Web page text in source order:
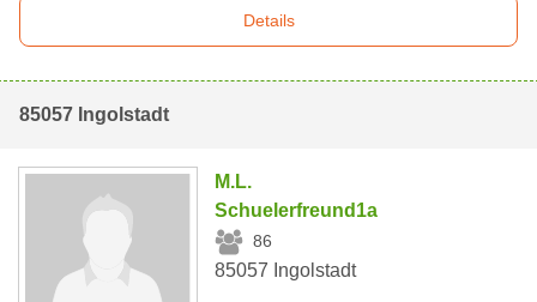
Details
85057 Ingolstadt
M.L.
Schuelerfreund1a
86
85057 Ingolstadt